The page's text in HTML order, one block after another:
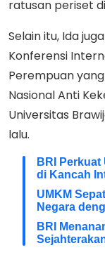
ratusan periset
Selain itu, Ida
Konferensi
Perempuan
Nasional Anti
Universitas
lalu.
BRI
di Kancah
UMKM
Negara
BRI